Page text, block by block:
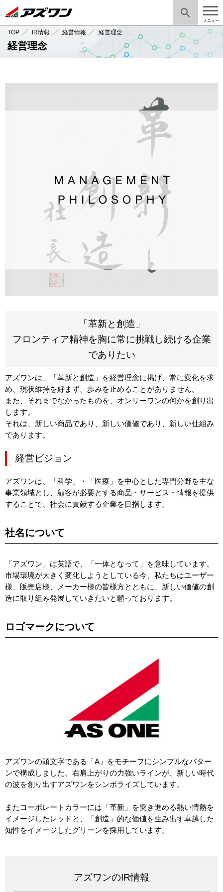
メニュー
TOP IR情報 経営情報 経営理念
経営理念
「革新と創造」
フロンティア精神を胸に常に挑戦し続ける企業
でありたい
アズワンは、「革新と創造」を経営理念に掲げ、常に変化を求
め、現状維持を好まず、歩みを止めることがありません。
また、それまでなかったものを、オンリーワンの何かを創り出
します。
それは、新しい商品であり、新しい価値であり、新しい仕組み
であります。
経営ビジョン
アズワンは、「科学」・「医療」を中心とした専門分野を主な
事業領域とし、顧客が必要とする商品・サービス・情報を提供
することで、社会に貢献する企業を目指します。
社名について
「アズワン」は英語で、「一体となって」を意味しています。
市場環境が大きく変化しようとしている今、私たちはユーザー
様、販売店様、メーカー様の皆様方とともに、新しい価値の創
造に取り組み発展していきたいと願っております。
ロゴマークについて
アズワンの頭文字である「A」をモチーフにシンプルなパター
ンで構成しました。右肩上がりの力強いラインが、新しい時代
の波を創り出すアズワンをシンボライズしています。
またコーポレートカラーには「革新」を突き進める熱い情熱を
イメージしたレッドと、「創造」的な価値を生み出す卓越した
知性をイメージしたグリーンを採用しています。
アズワンのIR情報